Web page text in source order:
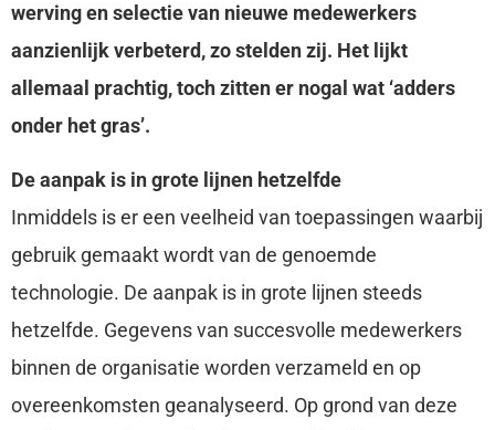
werving en selectie van nieuwe medewerkers
aanzienlijk verbeterd, zo stelden zij. Het lijkt
allemaal prachtig, toch zitten er nogal wat ‘adders
onder het gras’.
De aanpak is in grote lijnen hetzelfde
Inmiddels is er een veelheid van toepassingen waarbij
gebruik gemaakt wordt van de genoemde
technologie. De aanpak is in grote lijnen steeds
hetzelfde. Gegevens van succesvolle medewerkers
binnen de organisatie worden verzameld en op
overeenkomsten geanalyseerd. Op grond van deze